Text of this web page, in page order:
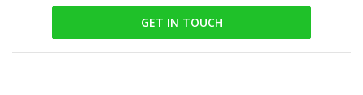
GET IN TOUCH